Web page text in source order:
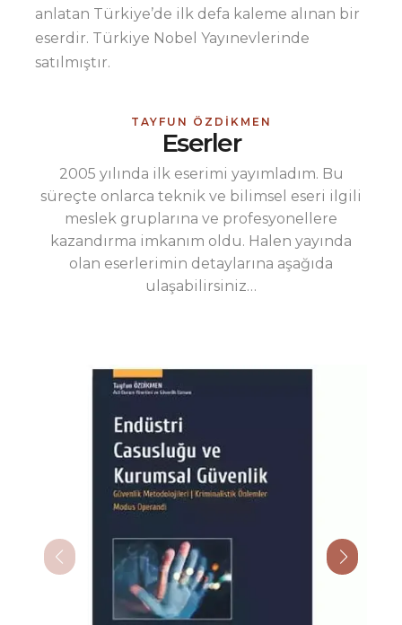
anlatan Türkiye’de ilk defa kaleme alınan bir
eserdir. Türkiye Nobel Yayınevlerinde
satılmıştır.
TAYFUN ÖZDIKMEN
Eserler
2005 yılında ilk eserimi yayımladım. Bu
süreçte onlarca teknik ve bilimsel eseri ilgili
meslek gruplarına ve profesyonellere
kazandırma imkanım oldu. Halen yayında
olan eserlerimin detaylarına aşağıda
ulaşabilirsiniz…